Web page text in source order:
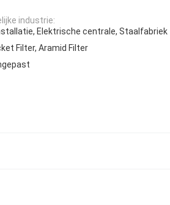
industrie:
Elektrische centrale, Staalfabriek
Filter, Aramid Filter